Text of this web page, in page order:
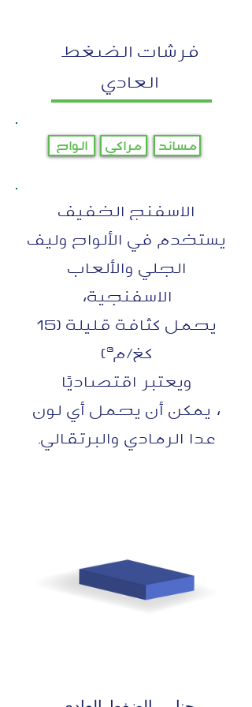
فرشات الضغط
العادي
الواح مراكي مساند
الاسفنج الخفيف
يستخدم في الألواح وليف
الجلي والألعاب
الاسفنجية،
يحمل كثافة قليلة (15
كغ/م³)
ويعتبر اقتصاديًا
، يمكن أن يحمل أي لون
عدا الرمادي والبرتقالي.